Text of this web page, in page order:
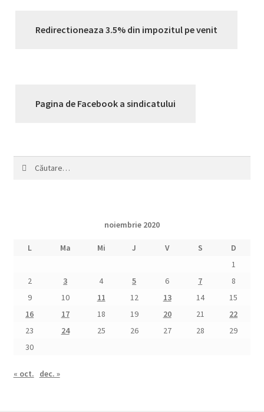
Redirectioneaza 3.5% din impozitul pe venit
Pagina de Facebook a sindicatului
noiembrie 2020
L Ma Mi J V S
D
1
2
3 4 5 6 7
8
9
10 11 12 13 14
15
16
17 18 19 20 21
22
23
24 25 26 27 28
29
30
« oct. dec. »